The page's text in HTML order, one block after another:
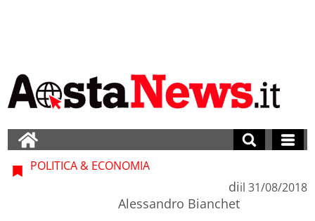
POLITICA & ECONOMIA
di
Alessandro Bianchet
il 31/08/2018